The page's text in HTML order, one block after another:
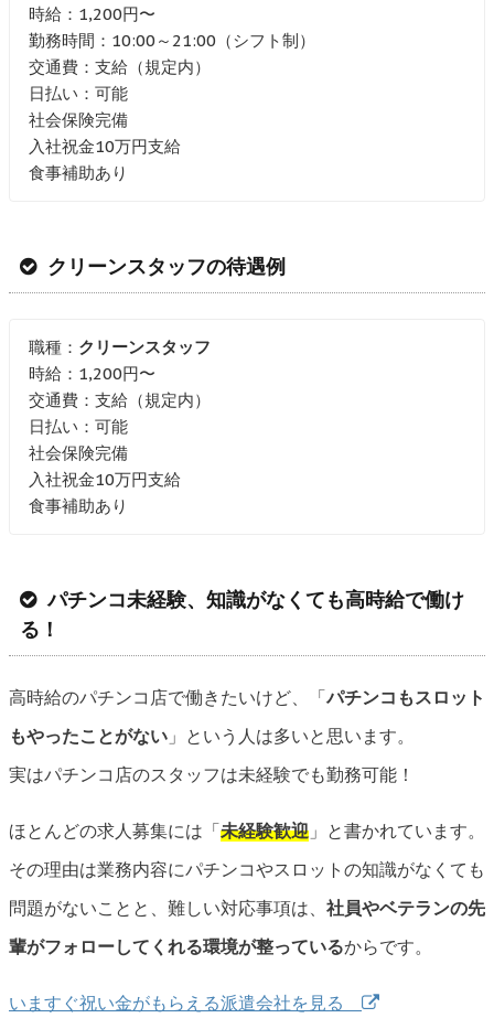
時給：1,200円〜
勤務時間：10:00～21:00（シフト制）
交通費：支給（規定内）
日払い：可能
社会保険完備
入社祝金10万円支給
食事補助あり
クリーンスタッフの待遇例
職種： クリーンスタッフ
時給：1,200円〜
交通費：支給（規定内）
日払い：可能
社会保険完備
入社祝金10万円支給
食事補助あり
パチンコ未経験、知識がなくても高時給で働け
る！
高時給のパチンコ店で働きたいけど、「パチンコもスロット
もやったことがない 」という人は多いと思います。
実はパチンコ店のスタッフは未経験でも勤務可能！
ほとんどの求人募集には「未経験歓迎 」と書かれています。
その理由は業務内容にパチンコやスロットの知識がなくても
問題がないことと、難しい対応事項は、 社員やベテランの先
輩がフォローしてくれる環境が整っているからです。
いますぐ祝い金がもらえる派遣会社を見る